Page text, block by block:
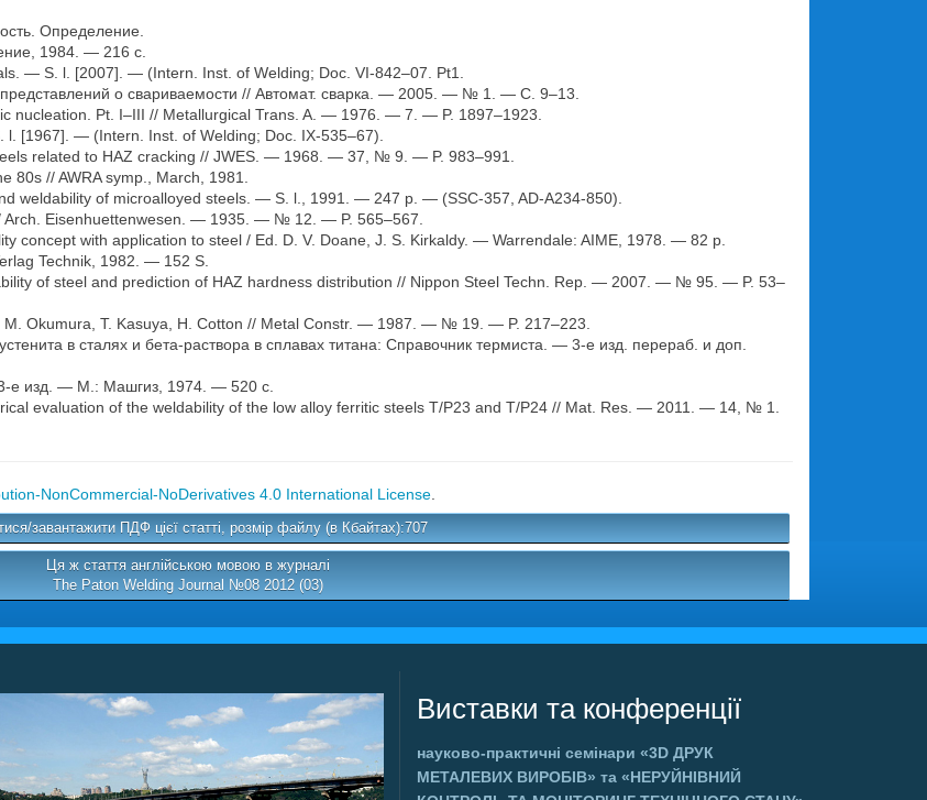
Определение.
1984. — 216 с.
— S. l. [2007]. — (Intern. Inst. of Welding; Doc. VI-842–07. Pt1.
о свариваемости // Автомат. сварка. — 2005. — № 1. — С. 9–13.
nucleation. Pt. I–III // Metallurgical Trans. A. — 1976. — 7. — P. 1897–1923.
[1967]. — (Intern. Inst. of Welding; Doc. IX-535–67).
related to HAZ cracking // JWES. — 1968. — 37, № 9. — P. 983–991.
80s // AWRA symp., March, 1981.
weldability of microalloyed steels. — S. l., 1991. — 247 p. — (SSC-357, AD-A234-850).
Arch. Eisenhuettenwesen. — 1935. — № 12. — P. 565–567.
concept with application to steel / Ed. D. V. Doane, J. S. Kirkaldy. — Warrendale: AIME, 1978. — 82 р.
Technik, 1982. — 152 S.
of steel and prediction of HAZ hardness distribution // Nippon Steel Techn. Rep. — 2007. — № 95. — P. 53–
M. Okumura, T. Kasuya, H. Cotton // Metal Constr. — 1987. — № 19. — P. 217–223.
в сталях и бета-раствора в сплавах титана: Справочник термиста. — 3-е изд. перераб. и доп.
е изд. — М.: Машгиз, 1974. — 520 с.
evaluation of the weldability of the low alloy ferritic steels T/P23 and T/P24 // Mat. Res. — 2011. — 14, № 1.
NonCommercial-NoDerivatives 4.0 International License
завантажити ПДФ цієї статті, розмір файлу (в Кбайтах):707
Ця ж стаття англійською мовою в журналі
The Paton Welding Journal №08 2012 (03)
Виставки та конференції
науково-практичні семінари«3D ДРУК
МЕТАЛЕВИХ ВИРОБІВ» та«НЕРУЙНІВНИЙ